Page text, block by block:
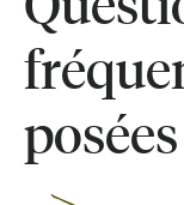
posées